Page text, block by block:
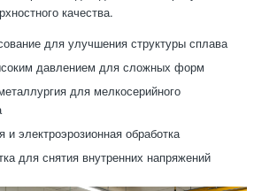
качества.
для улучшения структуры сплава
давлением для сложных форм
для мелкосерийного
и электроэрозионная обработка
для снятия внутренних напряжений